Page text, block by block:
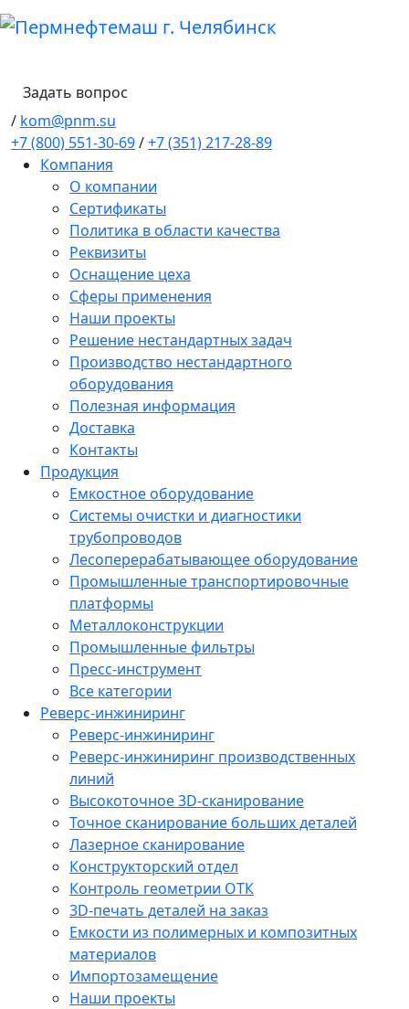
Задать вопрос
/ kom@pnm.su
+7 (800) 551-30-69/+7 (351) 217-28-89
Компания
О компании
Сертификаты
Политика в области качества
Реквизиты
Оснащение цеха
Сферы применения
Наши проекты
Решение нестандартных задач
Производство нестандартного
оборудования
Полезная информация
Доставка
Контакты
Продукция
Емкостное оборудование
Системы очистки и диагностики
трубопроводов
Лесоперерабатывающее оборудование
Промышленные транспортировочные
платформы
Металлоконструкции
Промышленные фильтры
Пресс-инструмент
Все категории
Реверс-инжиниринг
Реверс-инжиниринг
Реверс-инжиниринг производственных
линий
Высокоточное 3D-сканирование
Точное сканирование больших деталей
Лазерное сканирование
Конструкторский отдел
Контроль геометрии ОТК
3D-печать деталей на заказ
Емкости из полимерных и композитных
материалов
Импортозамещение
Наши проекты